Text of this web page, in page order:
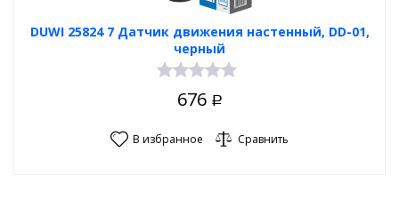
DUWI 25824 7 Датчик движения настенный, DD-01,
черный
676 Р
В избранное Сравнить